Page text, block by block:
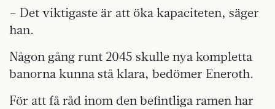
– Det viktigaste är att öka kapaciteten, säger
han.
Någon gång runt 2045 skulle nya kompletta
banorna kunna stå klara, bedömer Eneroth.
För att få råd inom den befintliga ramen har